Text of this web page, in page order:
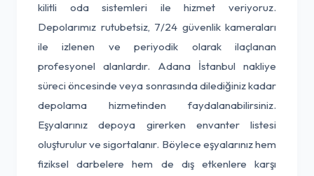
kilitli oda sistemleri ile hizmet veriyoruz.
Depolarımız rutubetsiz, 7/24 güvenlik kameraları
ile izlenen ve periyodik olarak ilaçlanan
profesyonel alanlardır. Adana İstanbul nakliye
süreci öncesinde veya sonrasında dilediğiniz kadar
depolama hizmetinden faydalanabilirsiniz.
Eşyalarınız depoya girerken envanter listesi
oluşturulur ve sigortalanır. Böylece eşyalarınız hem
fiziksel darbelere hem de dış etkenlere karşı